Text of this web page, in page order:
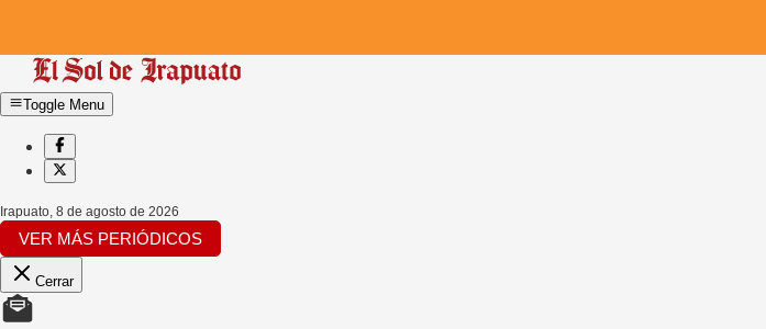
Toggle Menu
Irapuato, 8 de agosto de 2026
VER MÁS PERIÓDICOS
Cerrar